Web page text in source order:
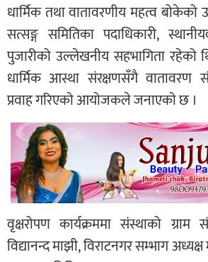
धार्मिक तथा वातावरणीय महत्व बोकेको
सत्सङ्ग समितिका पदाधिकारी,
पुजारीको उल्लेखनीय सहभागिता रहेको
धार्मिक आस्था संरक्षणसँगै वातावरण
प्रवाह गरिएको आयोजकले जनाएको छ ।
वृक्षरोपण कार्यक्रममा संस्थाको ग्राम
विद्यानन्द माझी, विराटनगर सम्भाग